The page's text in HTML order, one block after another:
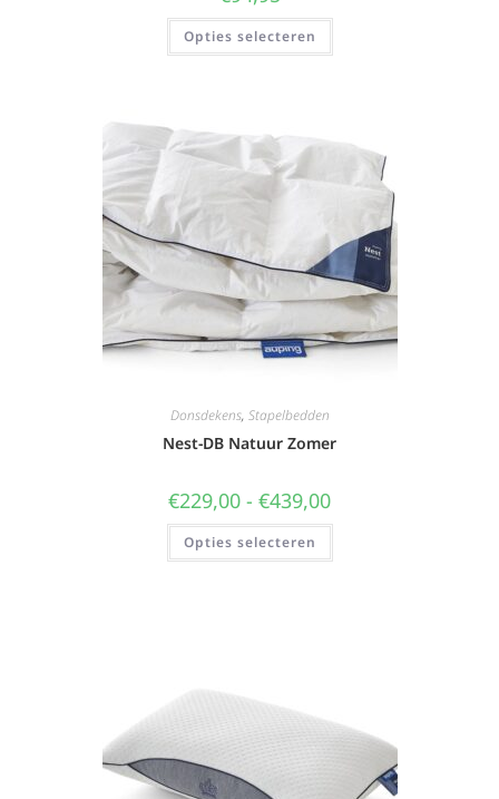
Opties selecteren
Donsdekens, Stapelbedden
Nest-DB Natuur Zomer
€229,00 - €439,00
Opties selecteren